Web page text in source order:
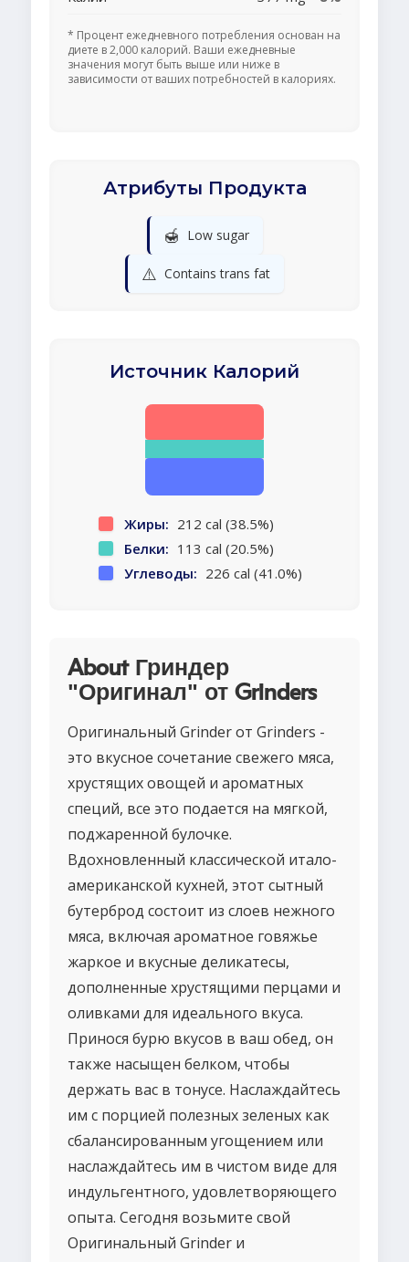
* Процент ежедневного потребления основан на
диете в 2,000 калорий. Ваши ежедневные
значения могут быть выше или ниже в
зависимости от ваших потребностей в калориях.
Атрибуты Продукта
🍯 Low sugar
⚠️ Contains trans fat
Источник Калорий
Жиры: 212 cal (38.5%)
Белки: 113 cal (20.5%)
Углеводы: 226 cal (41.0%)
About Гриндер
"Оригинал" от Grinders
Оригинальный Grinder от Grinders -
это вкусное сочетание свежего мяса,
хрустящих овощей и ароматных
специй, все это подается на мягкой,
поджаренной булочке.
Вдохновленный классической итало-
американской кухней, этот сытный
бутерброд состоит из слоев нежного
мяса, включая ароматное говяжье
жаркое и вкусные деликатесы,
дополненные хрустящими перцами и
оливками для идеального вкуса.
Принося бурю вкусов в ваш обед, он
также насыщен белком, чтобы
держать вас в тонусе. Наслаждайтесь
им с порцией полезных зеленых как
сбалансированным угощением или
наслаждайтесь им в чистом виде для
индульгентного, удовлетворяющего
опыта. Сегодня возьмите свой
Оригинальный Grinder и